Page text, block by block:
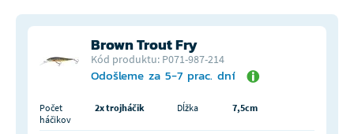
Brown Trout Fry
Kód produktu: P071-987-214
Odošleme za 5-7 prac. dní
Počet
háčikov
2x trojháčik Dĺžka 7,5cm